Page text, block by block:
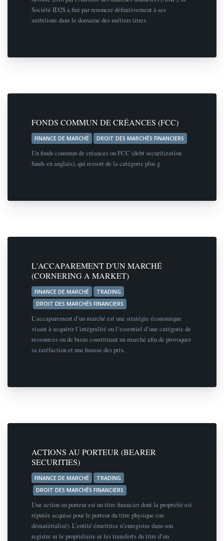
Société ID2S a fini par renoncer définitivement à ses
ambitions dans le domaine des métiers titres.
FONDS COMMUN DE CRÉANCES (FCC)
FINANCE DE MARCHÉ DROIT DES MARCHÉS FINANCIERS
Un fonds commun de créances ou FCC (debt securitization
funds en anglais), qui ressort de la catégorie plus g
L'ACCAPAREMENT D'UN MARCHÉ
(CORNERING A MARKET)
FINANCE DE MARCHÉ
TRADING
DROIT DES MARCHÉS FINANCIERS
L’accaparement d’un marché est une stratégie économique
visant à acquérir l’intégralité ou l’essentiel d’une catégorie de
ressources ou de biens constituant un marché afin de provoquer
sa raréfaction et une hausse des prix.
ACTIONS AU PORTEUR (BEARER
SECURITIES)
FINANCE DE MARCHÉ
TRADING
DROIT DES MARCHÉS FINANCIERS
Une action au porteur est un titre financier dont la propriété est
réputée acquise pour le porteur du titre physique (ou
dématérialisé). L’entité émettrice n’enregistre dans son
registre ni le propriétaire ni les transferts du titre d’un